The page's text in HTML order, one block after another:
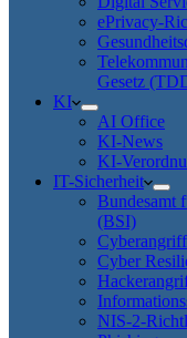
ePrivacy-
Gesetz
KI
AI Office
KI-News
KI-
IT-Sicherheit
Bundesamt
(BSI)
Cyber
NIS-2-